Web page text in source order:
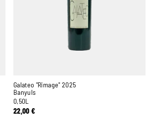
Galateo "Rimage" 2025
Banyuls
0,50L
22,00€